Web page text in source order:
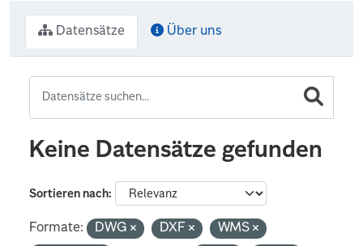
Datensätze Über uns
Keine Datensätze gefunden
Sortieren nach
Formate: DWG DXF
WMS